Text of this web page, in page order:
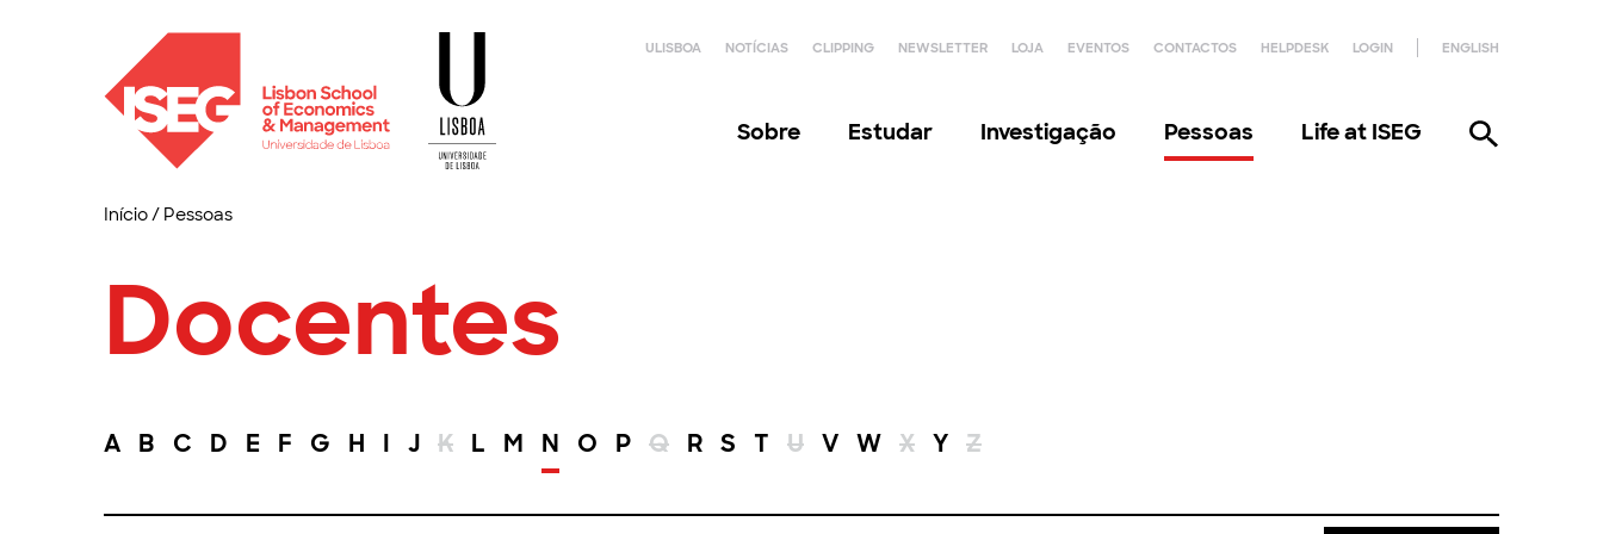
ULISBOA NOTÍCIAS CLIPPING NEWSLETTER LOJA EVENTOS CONTACTOS HELPDESK LOGIN ENGLISH
Sobre Estudar Investigação Pessoas Life at ISEG
Início/ Pessoas
Docentes
A B C D E F G H I J K L M N O P Q R S T U V W X Y Z